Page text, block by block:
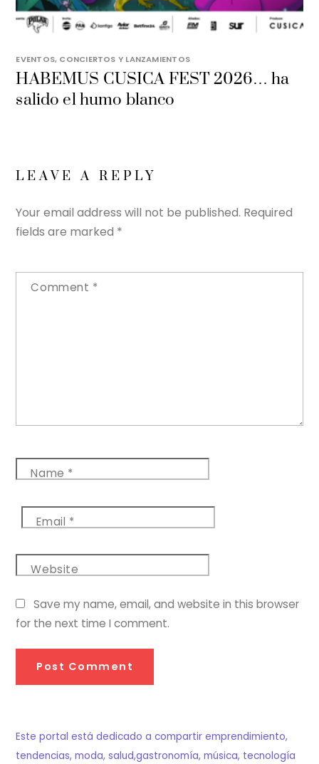
EVENTOS, CONCIERTOS Y LANZAMIENTOS
HABEMUS CUSICA FEST 2026… ha
salido el humo blanco
LEAVE A REPLY
Your email address will not be published. Required
fields are marked *
Comment *
Name *
Email *
Website
Save my name, email, and website in this browser
for the next time I comment.
Este portal está dedicado a compartir emprendimiento,
tendencias, moda, salud,gastronomía, música, tecnología